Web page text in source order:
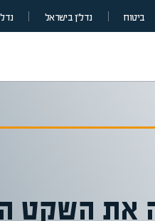
ביטוח נדל”ן בישראל
את השקט